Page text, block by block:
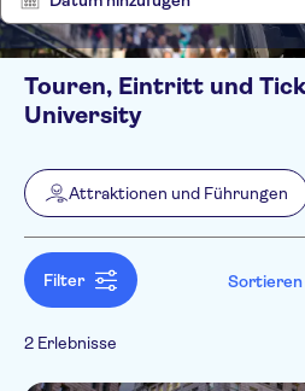
Filter Preis (pro Person)
Min. € Max. €
Hoteltransfer
NO-PICKUP
Kostenloser Rücktritt
Offizieller Reseller
Kategorien
Attraktionen und
Ausflüge und Tagestouren
Kultur & Geschichte
Sprache
Touren, Eintritt und
University
Attraktionen und Führungen
Filter Sortieren
2 Erlebnisse